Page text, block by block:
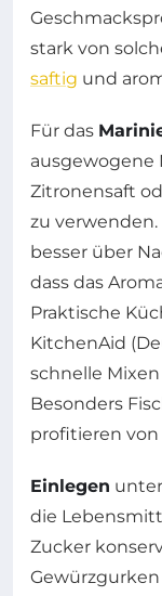
stark von
saftig und
Für das
ausgewogene
Zitronensaft
zu
besser über
dass das
Praktische
KitchenAid
schnelle
Besonders
profitieren von
Einlegen
die
Zucker